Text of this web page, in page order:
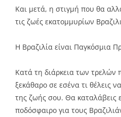
Και μετά, η στιγμή που θα
τις ζωές εκατομμυρίων
Η Βραζιλία είναι Παγκόσμια
Κατά τη διάρκεια των τρελών
ξεκάθαρο σε εσένα τι θέλεις
της ζωής σου. Θα καταλάβεις
ποδόσφαιρο για τους